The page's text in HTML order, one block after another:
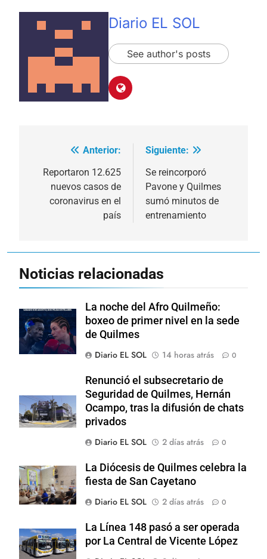
Diario EL SOL
See author's posts
Navegación
de
entradas
Anterior:
Reportaron 12.625
nuevos casos de
coronavirus en el
país
Siguiente:
Se reincorporó
Pavone y Quilmes
sumó minutos de
entrenamiento
Noticias relacionadas
La noche del Afro Quilmeño:
boxeo de primer nivel en la sede
de Quilmes
Diario EL SOL
14 horas atrás 0
Renunció el subsecretario de
Seguridad de Quilmes, Hernán
Ocampo, tras la difusión de chats
privados
Diario EL SOL
2 días atrás 0
La Diócesis de Quilmes celebra la
fiesta de San Cayetano
Diario EL SOL
2 días atrás 0
La Línea 148 pasó a ser operada
por La Central de Vicente López